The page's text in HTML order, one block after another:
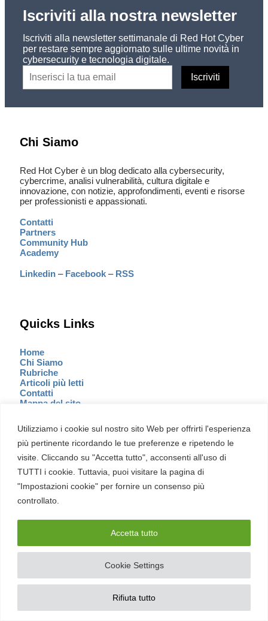
Utilizziamo i cookie sul nostro sito Web per offrirti l'esperienza
più pertinente ricordando le tue preferenze e ripetendo le
visite. Cliccando su "Accetta tutto", acconsenti all'uso di
TUTTI i cookie. Tuttavia, puoi visitare la pagina di
"Impostazioni cookie" per fornire un consenso più
controllato.
Cookie Settings
Rifiuta tutto
Accetta tutto
Iscriviti alla nostra newsletter
Iscriviti alla newsletter settimanale di Red Hot Cyber
per restare sempre aggiornato sulle ultime novità in
cybersecurity e tecnologia digitale.
Chi Siamo
Red Hot Cyber è un blog dedicato alla cybersecurity,
cybercrime, analisi vulnerabilità, cultura digitale e
innovazione, con notizie, approfondimenti, eventi e risorse
per professionisti e appassionati.
Contatti
Partners
Community Hub
Academy
Linkedin – Facebook – RSS
Quicks Links
Home
Chi Siamo
Rubriche
Articoli più letti
Contatti
Mappa del sito
Report
Sezioni
Cultura
Cyber News
Diritti
Vulnerabilità